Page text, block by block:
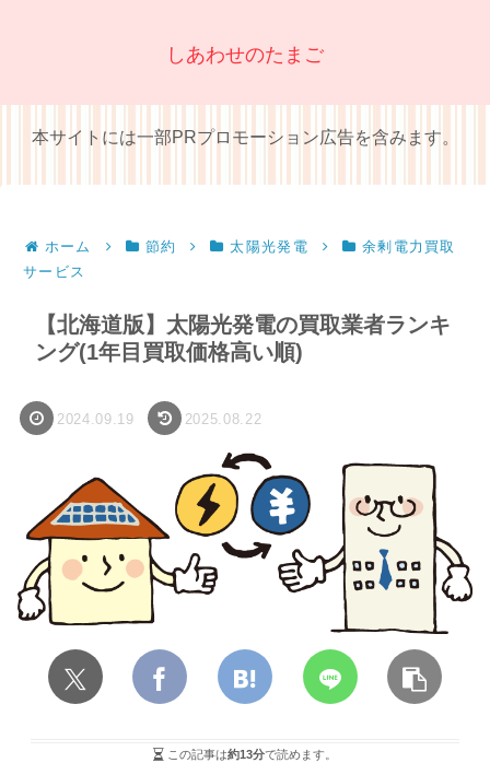
しあわせのたまご
本サイトには一部PRプロモーション広告を含みます。
ホーム 節約 太陽光発電
余剰電力買取
サービス
【北海道版】太陽光発電の買取業者ランキ
ング(1年目買取価格高い順)
2024.09.19 2025.08.22
この記事は約13分で読めます。